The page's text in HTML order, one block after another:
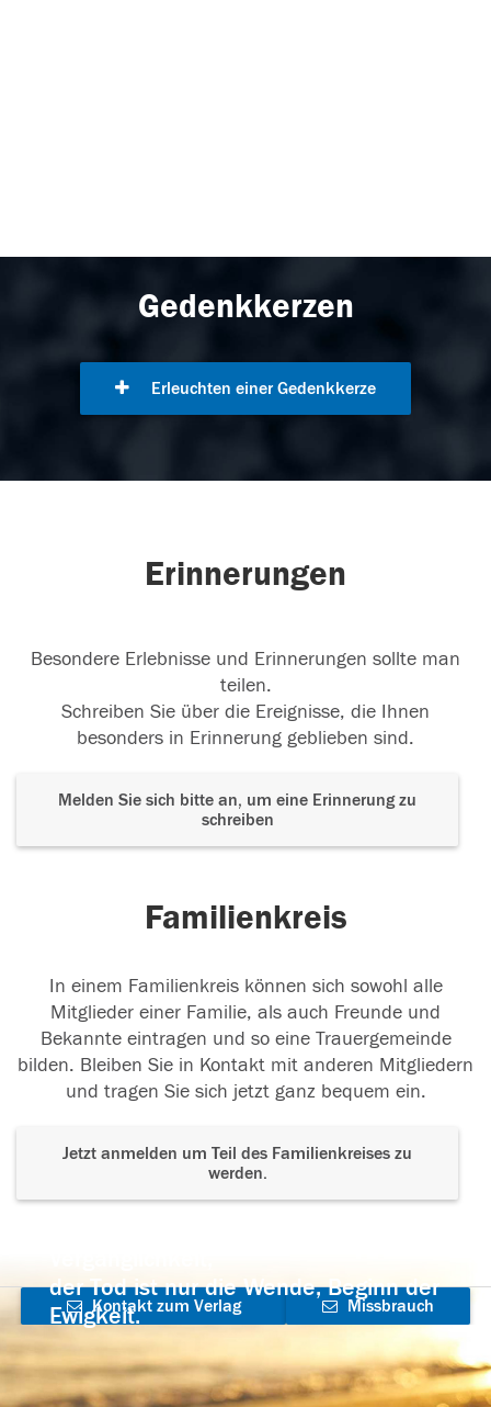
Gedenkkerzen
Erleuchten einer Gedenkkerze
Erinnerungen
Besondere Erlebnisse und Erinnerungen sollte man
teilen.
Schreiben Sie über die Ereignisse, die Ihnen
besonders in Erinnerung geblieben sind.
Melden Sie sich bitte an, um eine Erinnerung zu
schreiben
Familienkreis
In einem Familienkreis können sich sowohl alle
Mitglieder einer Familie, als auch Freunde und
Bekannte eintragen und so eine Trauergemeinde
bilden. Bleiben Sie in Kontakt mit anderen Mitgliedern
und tragen Sie sich jetzt ganz bequem ein.
Jetzt anmelden um Teil des Familienkreises zu
werden.
der Tod ist nur die Wende, Beginn der
Ewigkeit.
Kontakt zum Verlag
aufnehmen
Missbrauch